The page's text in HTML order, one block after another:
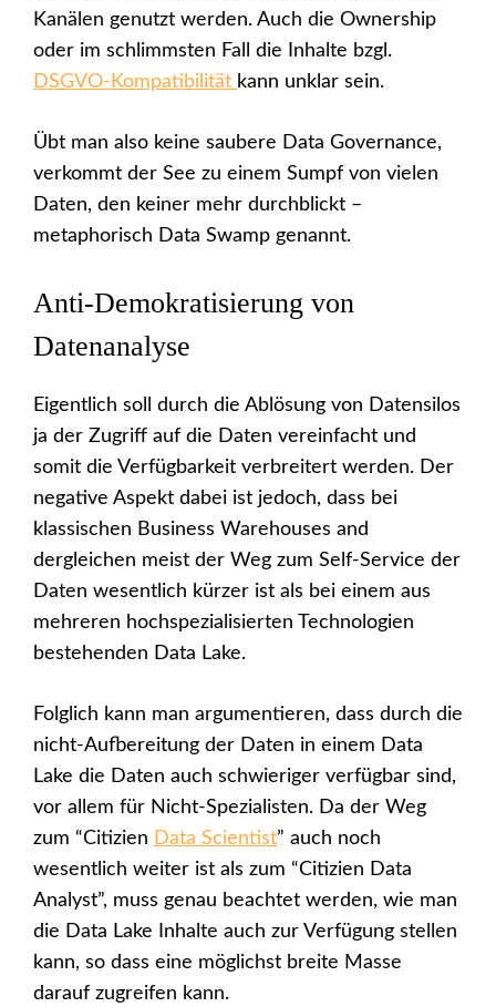
Kanälen genutzt werden. Auch die Ownership
oder im schlimmsten Fall die Inhalte bzgl.
DSGVO-Kompatibilität kann unklar sein.
Übt man also keine saubere Data Governance,
verkommt der See zu einem Sumpf von vielen
Daten, den keiner mehr durchblickt –
metaphorisch Data Swamp genannt.
Anti-Demokratisierung von
Datenanalyse
Eigentlich soll durch die Ablösung von Datensilos
ja der Zugriff auf die Daten vereinfacht und
somit die Verfügbarkeit verbreitert werden. Der
negative Aspekt dabei ist jedoch, dass bei
klassischen Business Warehouses and
dergleichen meist der Weg zum Self-Service der
Daten wesentlich kürzer ist als bei einem aus
mehreren hochspezialisierten Technologien
bestehenden Data Lake.
Folglich kann man argumentieren, dass durch die
nicht-Aufbereitung der Daten in einem Data
Lake die Daten auch schwieriger verfügbar sind,
vor allem für Nicht-Spezialisten. Da der Weg
zum “Citizien Data Scientist” auch noch
wesentlich weiter ist als zum “Citizien Data
Analyst”, muss genau beachtet werden, wie man
die Data Lake Inhalte auch zur Verfügung stellen
kann, so dass eine möglichst breite Masse
darauf zugreifen kann.